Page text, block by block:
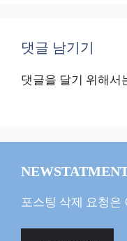
댓글 남기기
댓글을 달기 위해서
포스팅 삭제 요청은